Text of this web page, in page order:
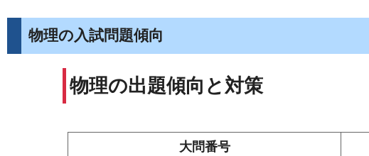
物理の入試問題傾向
物理の出題傾向と対策
大問番号